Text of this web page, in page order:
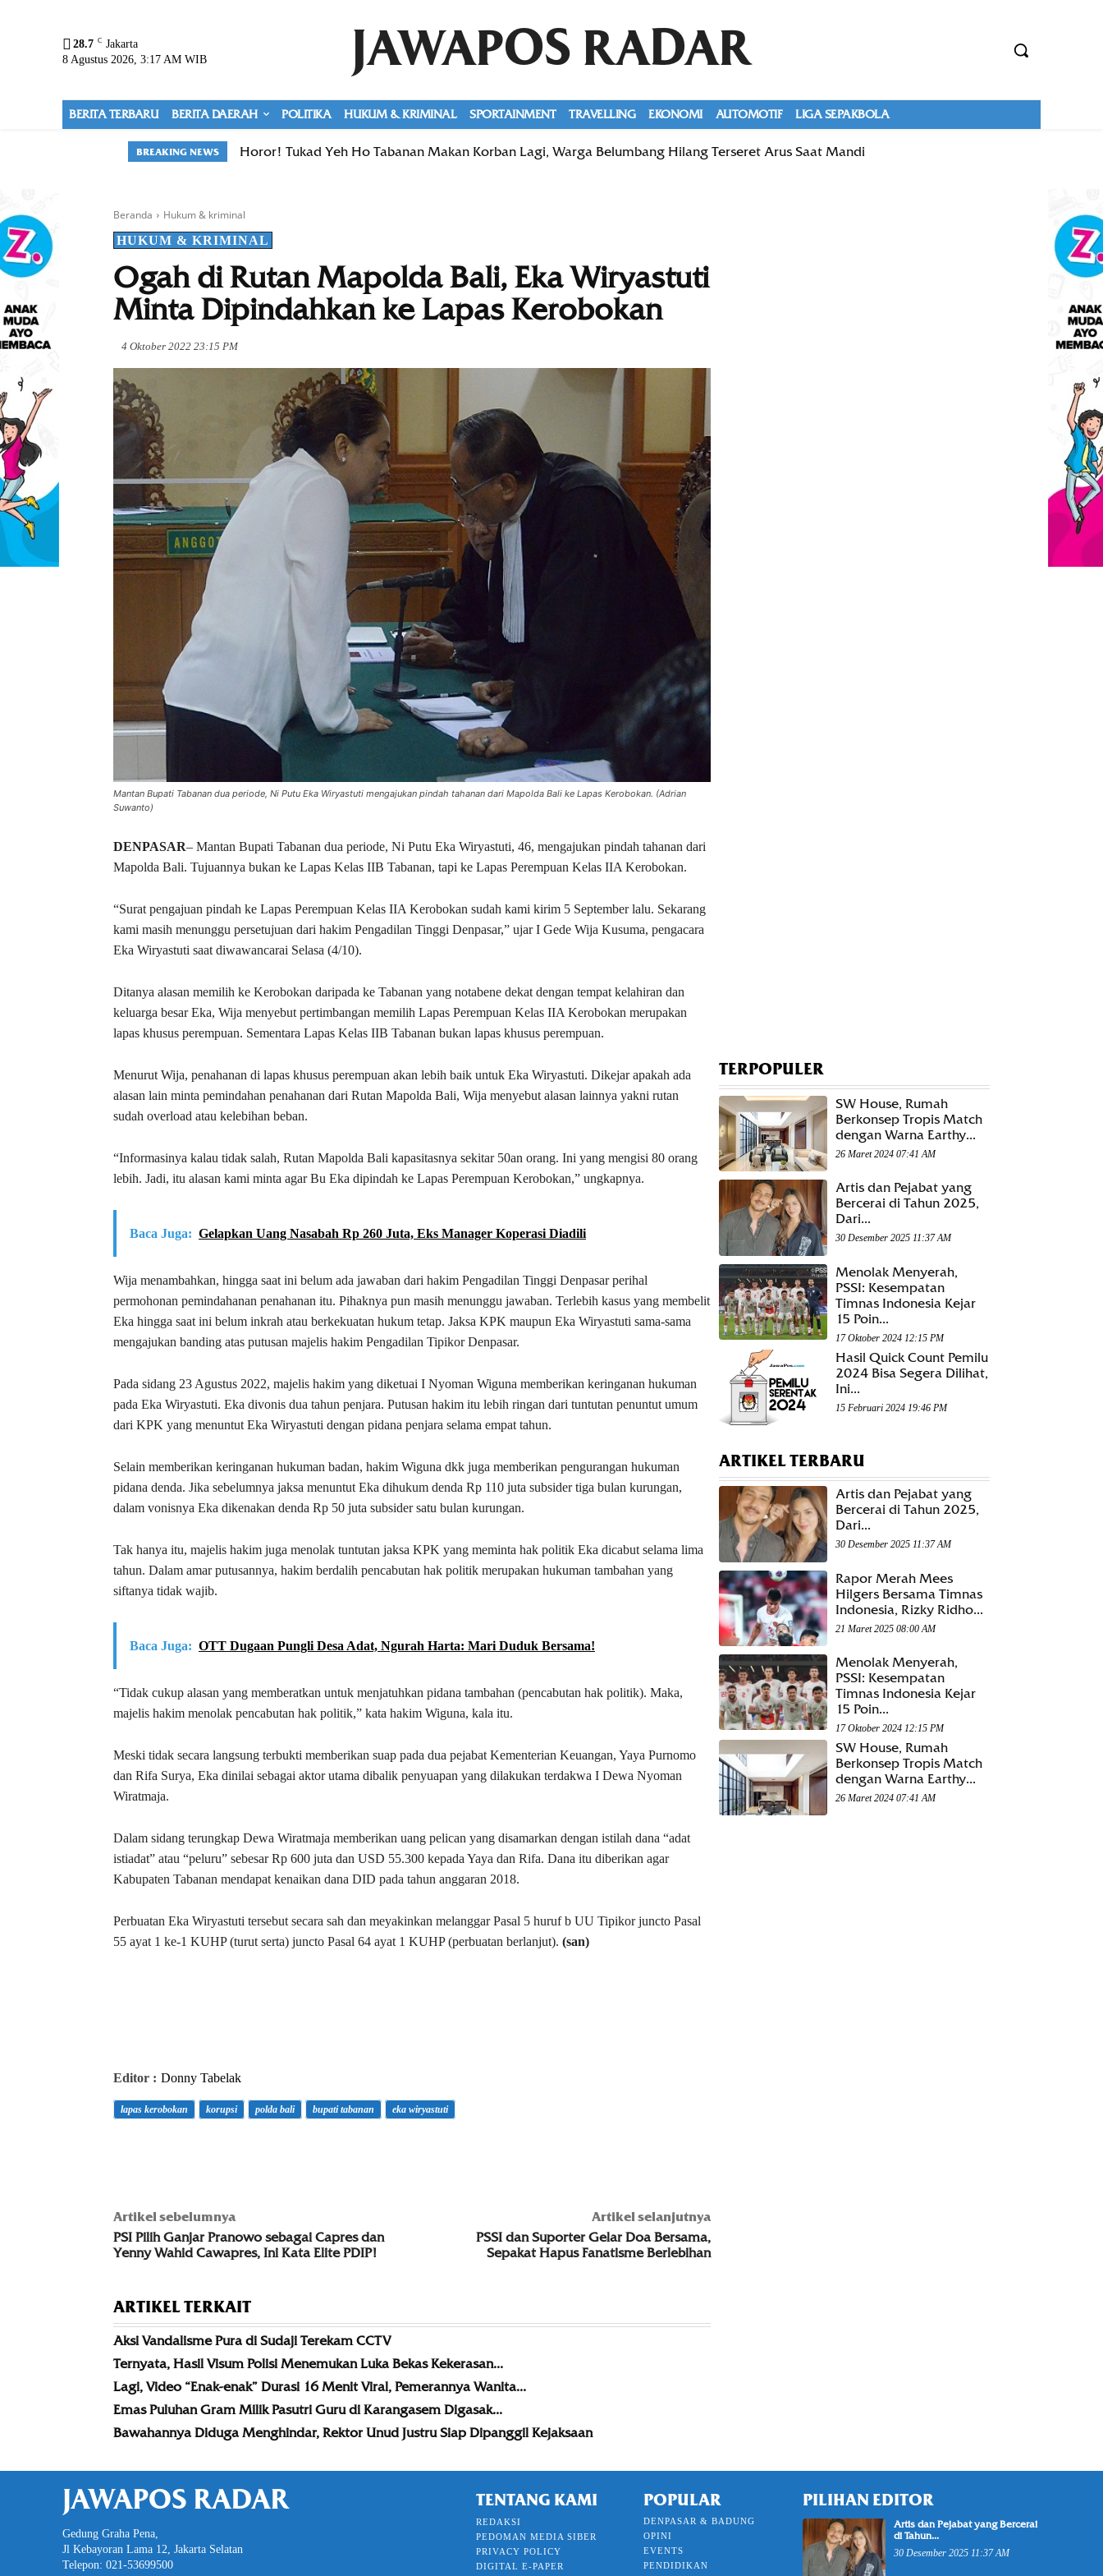
28.7 C Jakarta
8 Agustus 2026, 3:17 AM WIB
JAWAPOS RADAR
BERITA TERBARU BERITA DAERAH POLITIKA HUKUM & KRIMINAL SPORTAINMENT TRAVELLING EKONOMI AUTOMOTIF LIGA SEPAKBOLA
BREAKING NEWS Horor! Tukad Yeh Ho Tabanan Makan Korban Lagi, Warga Belumbang Hilang Terseret Arus Saat Mandi
Beranda
Hukum & kriminal
HUKUM & KRIMINAL
Ogah di Rutan Mapolda Bali, Eka Wiryastuti
Minta Dipindahkan ke Lapas Kerobokan
4 Oktober 2022 23:15 PM
Mantan Bupati Tabanan dua periode, Ni Putu Eka Wiryastuti mengajukan pindah tahanan dari Mapolda Bali ke Lapas Kerobokan. (Adrian
Suwanto)
DENPASAR– Mantan Bupati Tabanan dua periode, Ni Putu Eka Wiryastuti, 46, mengajukan pindah tahanan dari
Mapolda Bali. Tujuannya bukan ke Lapas Kelas IIB Tabanan, tapi ke Lapas Perempuan Kelas IIA Kerobokan.
“Surat pengajuan pindah ke Lapas Perempuan Kelas IIA Kerobokan sudah kami kirim 5 September lalu. Sekarang
kami masih menunggu persetujuan dari hakim Pengadilan Tinggi Denpasar,” ujar I Gede Wija Kusuma, pengacara
Eka Wiryastuti saat diwawancarai Selasa (4/10).
Ditanya alasan memilih ke Kerobokan daripada ke Tabanan yang notabene dekat dengan tempat kelahiran dan
keluarga besar Eka, Wija menyebut pertimbangan memilih Lapas Perempuan Kelas IIA Kerobokan merupakan
lapas khusus perempuan. Sementara Lapas Kelas IIB Tabanan bukan lapas khusus perempuan.
Menurut Wija, penahanan di lapas khusus perempuan akan lebih baik untuk Eka Wiryastuti. Dikejar apakah ada
alasan lain minta pemindahan penahanan dari Rutan Mapolda Bali, Wija menyebut alasan lainnya yakni rutan
sudah overload atau kelebihan beban.
“Informasinya kalau tidak salah, Rutan Mapolda Bali kapasitasnya sekitar 50an orang. Ini yang mengisi 80 orang
lebih. Jadi, itu alasan kami minta agar Bu Eka dipindah ke Lapas Perempuan Kerobokan,” ungkapnya.
Baca Juga: Gelapkan Uang Nasabah Rp 260 Juta, Eks Manager Koperasi Diadili
Wija menambahkan, hingga saat ini belum ada jawaban dari hakim Pengadilan Tinggi Denpasar perihal
permohonan pemindahanan penahanan itu. Pihaknya pun masih menunggu jawaban. Terlebih kasus yang membelit
Eka hingga saat ini belum inkrah atau berkekuatan hukum tetap. Jaksa KPK maupun Eka Wiryastuti sama-sama
mengajukan banding atas putusan majelis hakim Pengadilan Tipikor Denpasar.
Pada sidang 23 Agustus 2022, majelis hakim yang diketuai I Nyoman Wiguna memberikan keringanan hukuman
pada Eka Wiryastuti. Eka divonis dua tahun penjara. Putusan hakim itu lebih ringan dari tuntutan penuntut umum
dari KPK yang menuntut Eka Wiryastuti dengan pidana penjara selama empat tahun.
Selain memberikan keringanan hukuman badan, hakim Wiguna dkk juga memberikan pengurangan hukuman
pidana denda. Jika sebelumnya jaksa menuntut Eka dihukum denda Rp 110 juta subsider tiga bulan kurungan,
dalam vonisnya Eka dikenakan denda Rp 50 juta subsider satu bulan kurungan.
Tak hanya itu, majelis hakim juga menolak tuntutan jaksa KPK yang meminta hak politik Eka dicabut selama lima
tahun. Dalam amar putusannya, hakim berdalih pencabutan hak politik merupakan hukuman tambahan yang
siftanya tidak wajib.
Baca Juga: OTT Dugaan Pungli Desa Adat, Ngurah Harta: Mari Duduk Bersama!
“Tidak cukup alasan yang memberatkan untuk menjatuhkan pidana tambahan (pencabutan hak politik). Maka,
majelis hakim menolak pencabutan hak politik,” kata hakim Wiguna, kala itu.
Meski tidak secara langsung terbukti memberikan suap pada dua pejabat Kementerian Keuangan, Yaya Purnomo
dan Rifa Surya, Eka dinilai sebagai aktor utama dibalik penyuapan yang dilakukan terdakwa I Dewa Nyoman
Wiratmaja.
Dalam sidang terungkap Dewa Wiratmaja memberikan uang pelican yang disamarkan dengan istilah dana “adat
istiadat” atau “peluru” sebesar Rp 600 juta dan USD 55.300 kepada Yaya dan Rifa. Dana itu diberikan agar
Kabupaten Tabanan mendapat kenaikan dana DID pada tahun anggaran 2018.
Perbuatan Eka Wiryastuti tersebut secara sah dan meyakinkan melanggar Pasal 5 huruf b UU Tipikor juncto Pasal
55 ayat 1 ke-1 KUHP (turut serta) juncto Pasal 64 ayat 1 KUHP (perbuatan berlanjut). (san)
Editor : Donny Tabelak
lapas kerobokan korupsi polda bali bupati tabanan eka wiryastuti
Artikel sebelumnya
PSI Pilih Ganjar Pranowo sebagai Capres dan
Yenny Wahid Cawapres, Ini Kata Elite PDIP!
Artikel selanjutnya
PSSI dan Suporter Gelar Doa Bersama,
Sepakat Hapus Fanatisme Berlebihan
ARTIKEL TERKAIT
Aksi Vandalisme Pura di Sudaji Terekam CCTV
Ternyata, Hasil Visum Polisi Menemukan Luka Bekas Kekerasan...
Lagi, Video “Enak-enak” Durasi 16 Menit Viral, Pemerannya Wanita...
Emas Puluhan Gram Milik Pasutri Guru di Karangasem Digasak...
Bawahannya Diduga Menghindar, Rektor Unud Justru Siap Dipanggil Kejaksaan
TERPOPULER
SW House, Rumah
Berkonsep Tropis Match
dengan Warna Earthy...
26 Maret 2024 07:41 AM
Artis dan Pejabat yang
Bercerai di Tahun 2025,
Dari...
30 Desember 2025 11:37 AM
Menolak Menyerah,
PSSI: Kesempatan
Timnas Indonesia Kejar
15 Poin...
17 Oktober 2024 12:15 PM
Hasil Quick Count Pemilu
2024 Bisa Segera Dilihat,
Ini...
15 Februari 2024 19:46 PM
ARTIKEL TERBARU
Artis dan Pejabat yang
Bercerai di Tahun 2025,
Dari...
30 Desember 2025 11:37 AM
Rapor Merah Mees
Hilgers Bersama Timnas
Indonesia, Rizky Ridho...
21 Maret 2025 08:00 AM
Menolak Menyerah,
PSSI: Kesempatan
Timnas Indonesia Kejar
15 Poin...
17 Oktober 2024 12:15 PM
SW House, Rumah
Berkonsep Tropis Match
dengan Warna Earthy...
26 Maret 2024 07:41 AM
JAWAPOS RADAR
Gedung Graha Pena,
Jl Kebayoran Lama 12, Jakarta Selatan
Telepon: 021-53699500
TENTANG KAMI
REDAKSI
PEDOMAN MEDIA SIBER
PRIVACY POLICY
DIGITAL E-PAPER
POPULAR
DENPASAR & BADUNG
OPINI
EVENTS
PENDIDIKAN
PILIHAN EDITOR
Artis dan Pejabat yang Bercerai
di Tahun...
30 Desember 2025 11:37 AM